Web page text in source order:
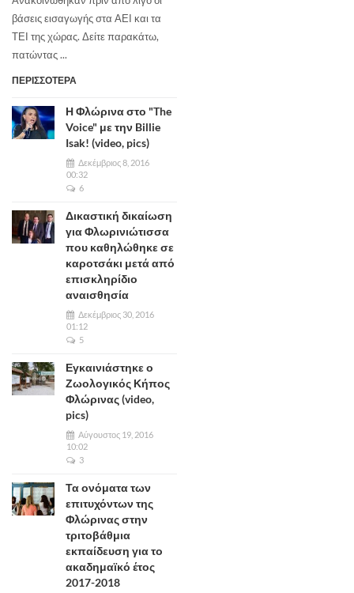
βάσεις εισαγωγής στα ΑΕΙ και τα
ΤΕΙ της χώρας. Δείτε παρακάτω,
πατώντας ...
ΠΕΡΙΣΣΟΤΕΡΑ
Η Φλώρινα στο "The
Voice" με την Billie
Isak! (video, pics)
Δεκέμβριος 8, 2016
00:32
6
Δικαστική δικαίωση
για Φλωρινιώτισσα
που καθηλώθηκε σε
καροτσάκι μετά από
επισκληρίδιο
αναισθησία
Δεκέμβριος 30, 2016
01:12
5
Εγκαινιάστηκε ο
Ζωολογικός Κήπος
Φλώρινας (video,
pics)
Αύγουστος 19, 2016
10:02
3
Τα ονόματα των
επιτυχόντων της
Φλώρινας στην
τριτοβάθμια
εκπαίδευση για το
ακαδημαϊκό έτος
2017-2018